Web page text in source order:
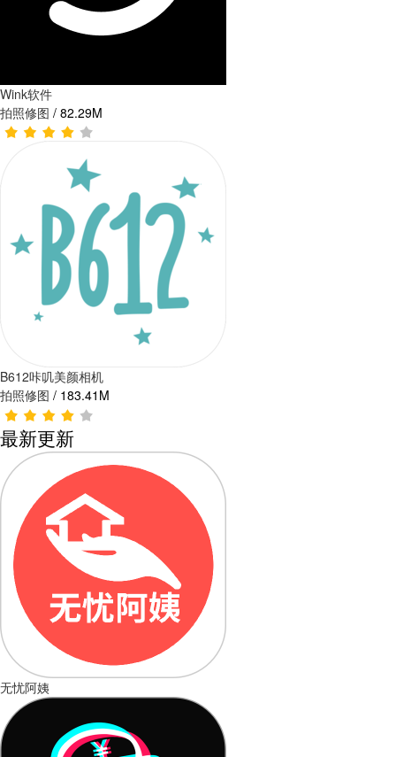
Wink软件
拍照修图 / 82.29M
B612咔叽美颜相机
拍照修图 / 183.41M
最新更新
无忧阿姨